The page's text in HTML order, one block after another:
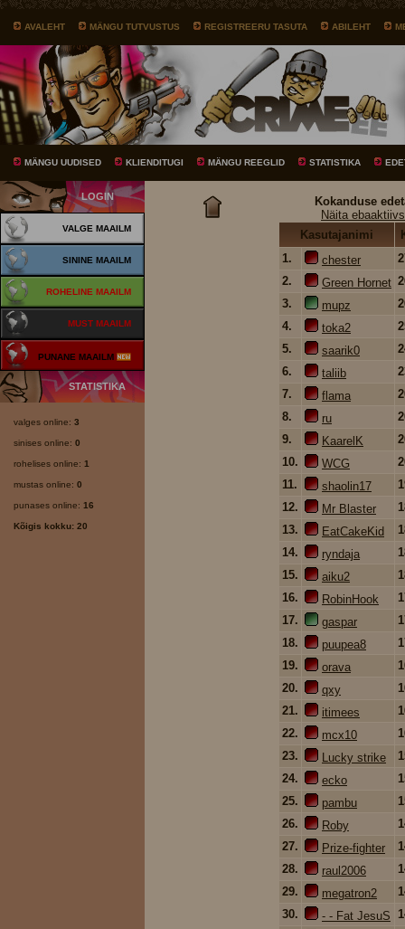
AVALEHT MÄNGU TUTVUSTUS REGISTREERU TASUTA ABILEHT
MÄNGU UUDISED KLIENDITUGI MÄNGU REEGLID STATISTIKA
LOGIN
VALGE MAAILM
SININE MAAILM
ROHELINE MAAILM
MUST MAAILM
PUNANE MAAILM
STATISTIKA
valges online: 3
sinises online: 0
rohelises online: 1
mustas online: 0
punases online: 16
Kõigis kokku: 20
Kokanduse
Näita
Kasutajanimi
1.
chester
2.
Green Hornet
3.
mupz
4.
toka2
5.
saarik0
6.
taliib
7.
flama
8.
ru
9.
KaarelK
10.
WCG
11.
shaolin17
12.
Mr Blaster
13.
EatCakeKid
14.
ryndaja
15.
aiku2
16.
RobinHook
17.
gaspar
18.
puupea8
19.
orava
20.
qxy
21.
itimees
22.
mcx10
23.
Lucky strike
24.
ecko
25.
pambu
26.
Roby
27.
Prize-fighter
28.
raul2006
29.
megatron2
30.
- - Fat JesuS